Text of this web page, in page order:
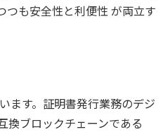
も安全性と利便性 が両立す
ます。証明書発行業務のデジ
換ブロックチェーンである